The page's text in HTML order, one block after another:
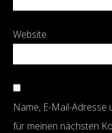
Website
Name, E-Mail-
für meinen nächsten